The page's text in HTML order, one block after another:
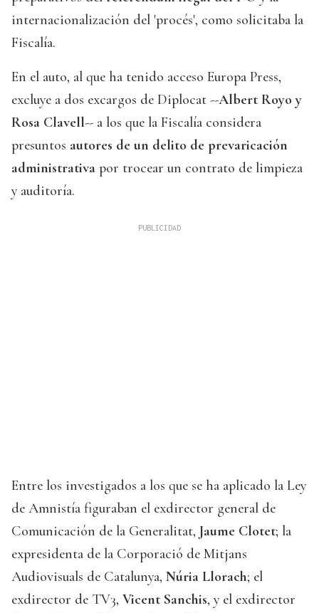
internacionalización del 'procés', como solicitaba la
Fiscalía.
En el auto, al que ha tenido acceso Europa Press,
excluye a dos excargos de Diplocat --Albert Royo y
Rosa Clavell-- a los que la Fiscalía considera
presuntos autores de un delito de prevaricación
administrativa por trocear un contrato de limpieza
y auditoría.
Entre los investigados a los que se ha aplicado la Ley
de Amnistía figuraban el exdirector general de
Comunicación de la Generalitat, Jaume Clotet; la
expresidenta de la Corporació de Mitjans
Audiovisuals de Catalunya, Núria Llorach; el
exdirector de TV3, Vicent Sanchis, y el exdirector